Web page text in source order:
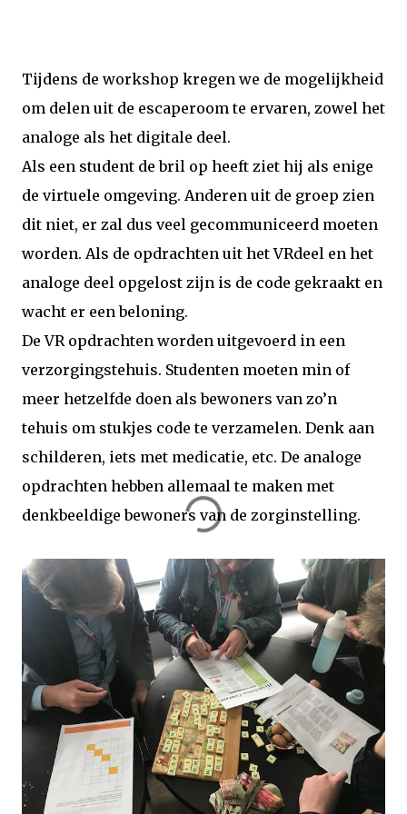
Tijdens de workshop kregen we de mogelijkheid
om delen uit de escaperoom te ervaren, zowel het
analoge als het digitale deel.
Als een student de bril op heeft ziet hij als enige
de virtuele omgeving. Anderen uit de groep zien
dit niet, er zal dus veel gecommuniceerd moeten
worden. Als de opdrachten uit het VRdeel en het
analoge deel opgelost zijn is de code gekraakt en
wacht er een beloning.
De VR opdrachten worden uitgevoerd in een
verzorgingstehuis. Studenten moeten min of
meer hetzelfde doen als bewoners van zo’n
tehuis om stukjes code te verzamelen. Denk aan
schilderen, iets met medicatie, etc. De analoge
opdrachten hebben allemaal te maken met
denkbeeldige bewoners van de zorginstelling.